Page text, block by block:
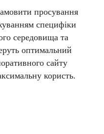
просування
специфіки
середовища та
оптимальний
сайту
користь.